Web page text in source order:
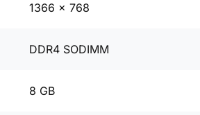
1366 x 768
DDR4 SODIMM
8 GB